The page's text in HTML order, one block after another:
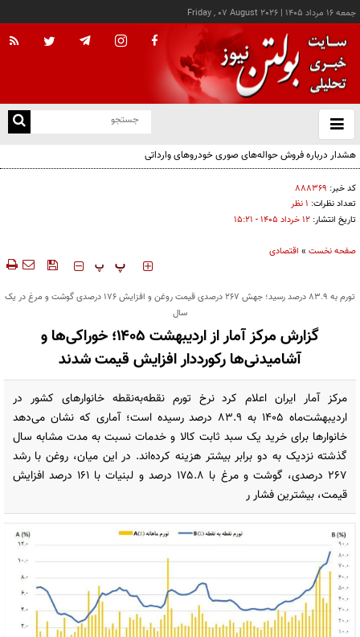
جمعه ۱۶ مرداد ۱۴۰۵ |
Friday , 07 August 2026
باز
و
کد خبر: ۸۸۸۳۶۹
تعداد نظرات: ۱ نظر
تاریخ انتشار: ۱۲ خرداد ۱۴۰۵ - ۱۵:۲۱
صفحه نخست » اقتصادی
‍‍‍ پ پ
تورم به ۸۳.۹ درصد رسید؛ جهش ۲۶۷ درصدی قیمت روغن و افزایش ۱۷۶ درصدی گوشت و مرغ در یک
سال
گزارش مرکز آمار از اردیبهشت ۱۴۰۵؛ خوراکی‌ها و
آشامیدنی‌ها رکورددار افزایش قیمت شدند
مرکز آمار ایران اعلام کرد نرخ تورم نقطه‌به‌نقطه خانوارهای کشور در
اردیبهشت‌ماه ۱۴۰۵ به ۸۳.۹ درصد رسیده است؛ آماری که نشان می‌دهد
خانوارها برای خرید یک سبد ثابت کالا و خدمات نسبت به مدت مشابه سال
گذشته نزدیک به دو برابر بیشتر هزینه کرده‌اند. در این میان، روغن با رشد
۲۶۷ درصدی، گوشت و مرغ با ۱۷۵.۸ درصد و لبنیات با ۱۶۱ درصد افزایش
قیمت، بیشترین فشار ر